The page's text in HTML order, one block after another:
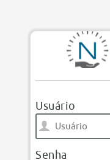
Usuário
Senha